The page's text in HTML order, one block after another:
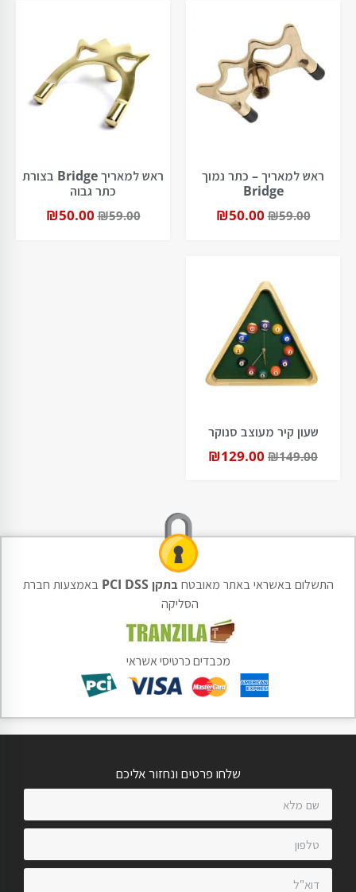
ראש למאריך – כתר נמוך
Bridge
₪59.00
₪50.00
ראש למאריך Bridge בצורת
כתר גבוה
₪59.00
₪50.00
שעון קיר מעוצב סנוקר
₪149.00
₪129.00
התשלום באשראי באתר מאובטחבתקן PCI DSS
באמצעות חברת
הסליקה
מכבדים כרטיסי אשראי
שלחו פרטים ונחזור אליכם